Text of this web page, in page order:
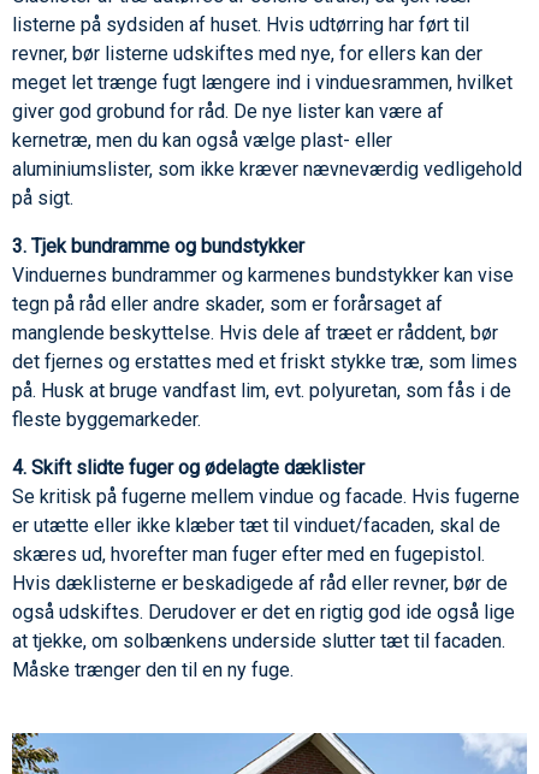
listerne på sydsiden af huset. Hvis udtørring har ført til
revner, bør listerne udskiftes med nye, for ellers kan der
meget let trænge fugt længere ind i vinduesrammen, hvilket
giver god grobund for råd. De nye lister kan være af
kernetræ, men du kan også vælge plast- eller
aluminiumslister, som ikke kræver nævneværdig vedligehold
på sigt.
3. Tjek bundramme og bundstykker
Vinduernes bundrammer og karmenes bundstykker kan vise
tegn på råd eller andre skader, som er forårsaget af
manglende beskyttelse. Hvis dele af træet er råddent, bør
det fjernes og erstattes med et friskt stykke træ, som limes
på. Husk at bruge vandfast lim, evt. polyuretan, som fås i de
fleste byggemarkeder.
4. Skift slidte fuger og ødelagte dæklister
Se kritisk på fugerne mellem vindue og facade. Hvis fugerne
er utætte eller ikke klæber tæt til vinduet/facaden, skal de
skæres ud, hvorefter man fuger efter med en fugepistol.
Hvis dæklisterne er beskadigede af råd eller revner, bør de
også udskiftes. Derudover er det en rigtig god ide også lige
at tjekke, om solbænkens underside slutter tæt til facaden.
Måske trænger den til en ny fuge.